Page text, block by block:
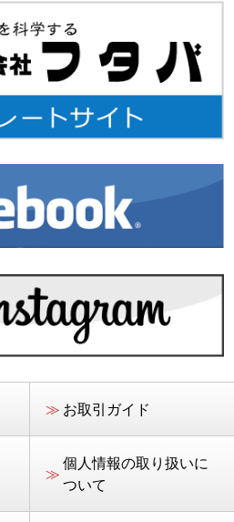
≫ お取引ガイド
≫
個人情報の取り扱いに
ついて